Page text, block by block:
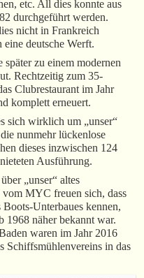
etc. All dies konnte aus
durchgeführt werden.
nicht in Frankreich
eine deutsche Werft.
zu einem modernen
Rechtzeitig zum 35-
Clubrestaurant im Jahr
komplett erneuert.
sich wirklich um „unser“
nunmehr lückenlose
dieses inzwischen 124
Ausführung.
„unser“ altes
MYC freuen sich, dass
Unterbaues kennen,
1968 näher bekannt war.
waren im Jahr 2016
Schiffsmühlenvereins in das